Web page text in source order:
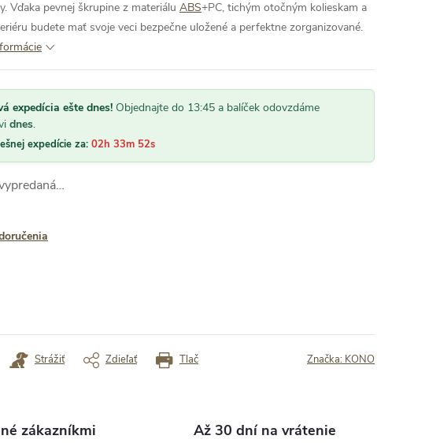
v
je
✓ Super
Vďaka pevnej škrupine z materiálu ABS+PC, tichým otočným kolieskam a
budete mať svoje veci bezpečne uložené a perfektne zorganizované.
expedícia ešte dnes! Objednajte do 13:45 a balíček odovzdáme
dnes.
expedície za: 02h 33m 51s
Tlač
Strážiť Zdieľať Značka: KONO
zákazníkmi Až 30 dní na vrátenie